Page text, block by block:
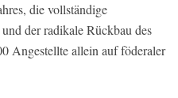
die vollständige
der radikale Rückbau des
Angestellte allein auf föderaler